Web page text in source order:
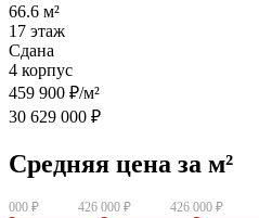
66.6 м²
17 этаж
Сдана
4 корпус
459 900 ₽/м²
30 629 000 ₽
Средняя цена за м²
000 ₽ 426 000 ₽ 426 000 ₽